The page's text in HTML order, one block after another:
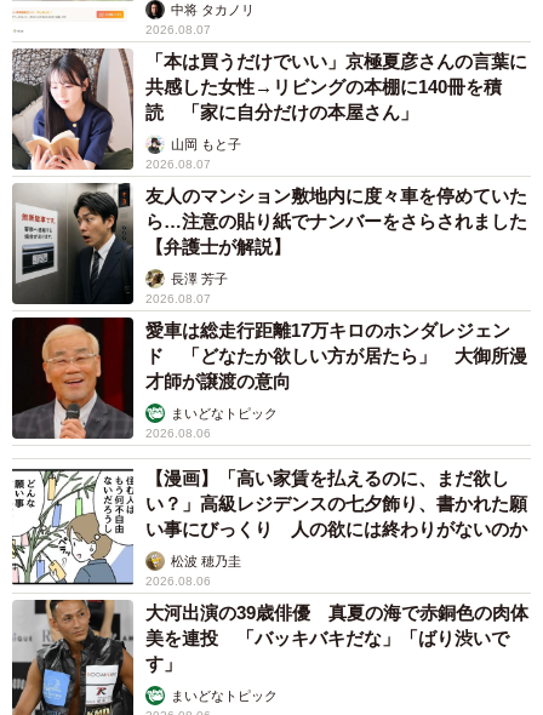
「どうしてクリームパンは
足の形してるのダーリン？
クロワッサンなあの子が
パンクな仔犬のように甘える
スーサイドベーカリー。
顔のない向日葵が差し出す
紅茶にモルトを絡めた液体は
エリビスのグランジハート味。
口紅で窓にGood byeと書いた
大人のロンドンズバーニング。
背泳ぎで自由形に挑むような
あの子の生き方 ダキシメタイ。」
中将 タカノリ
2026.08.07
「本は買うだけでいい」京極夏彦さんの言葉に
共感した女性→リビングの本棚に140冊を積
読 「家に自分だけの本屋さん」
山岡 もと子
2026.08.07
友人のマンション敷地内に度々車を停めていた
ら…注意の貼り紙でナンバーをさらされました
【弁護士が解説】
長澤 芳子
2026.08.07
愛車は総走行距離17万キロのホンダレジェン
ド 「どなたか欲しい方が居たら」 大御所漫
才師が譲渡の意向
まいどなトピック
2026.08.06
【漫画】「高い家賃を払えるのに、まだ欲し
い？」高級レジデンスの七夕飾り、書かれた願
い事にびっくり 人の欲には終わりがないのか
松波 穂乃圭
2026.08.06
大河出演の39歳俳優 真夏の海で赤銅色の肉体
美を連投 「バッキバキだな」「ばり渋いで
す」
まいどなトピック